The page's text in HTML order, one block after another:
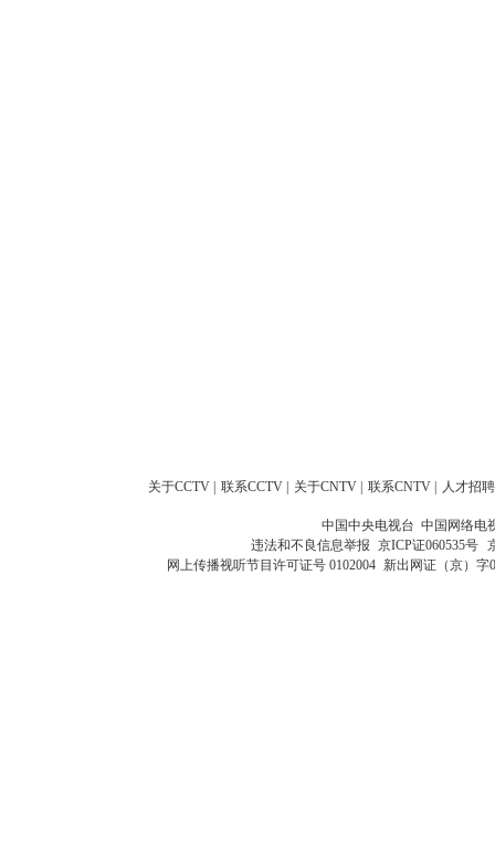
关于CCTV 联系CCTV 关于CNTV 联系CNTV 人才招聘
中国中央电视台 中国网络电
违法和不良信息举报 京ICP证060535号
网上传播视听节目许可证号 0102004 新出网证（京）